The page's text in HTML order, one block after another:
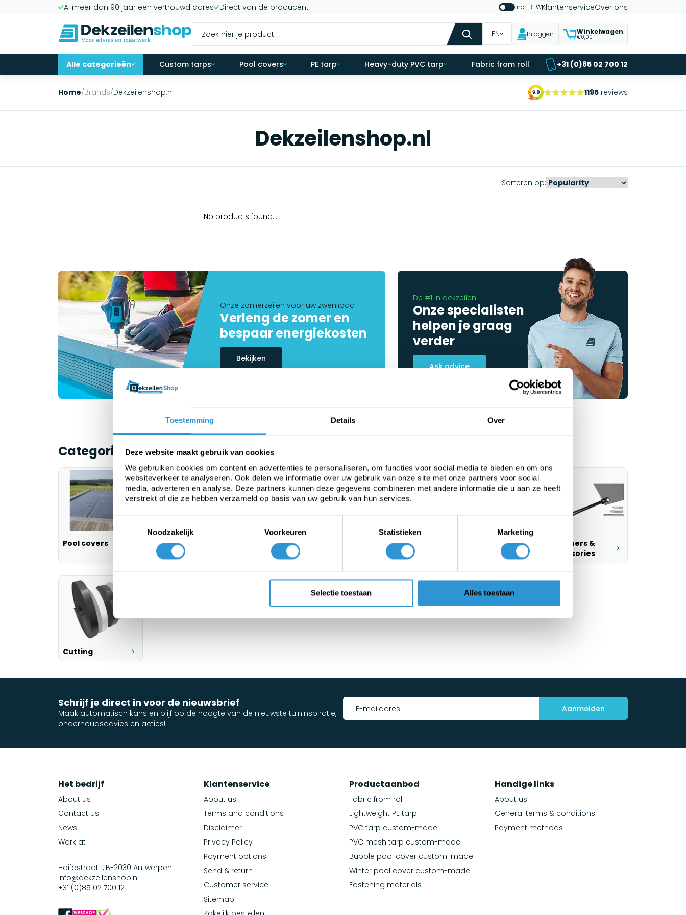
Toestemming Details Over
Deze website maakt gebruik van cookies
We gebruiken cookies om content en advertenties te personaliseren, om functies voor social media te bieden en om ons
websiteverkeer te analyseren. Ook delen we informatie over uw gebruik van onze site met onze partners voor social
media, adverteren en analyse. Deze partners kunnen deze gegevens combineren met andere informatie die u aan ze heeft
verstrekt of die ze hebben verzameld op basis van uw gebruik van hun services.
Toestemmingsselectie
Noodzakelijk
Voorkeuren Statistieken Marketing
Selectie toestaan Alles toestaan
Al meer dan 90 jaar een vertrouwd adres Direct van de producent incl. BTWKlantenserviceOver ons
EN Inloggen Winkelwagen
€0,00
Alle categorieën Custom tarps Pool covers PE tarp Heavy-duty PVC tarp Fabric from roll +31 (0)85 02 700 12
Home/Brands/Dekzeilenshop.nl 1195 reviews
Dekzeilenshop.nl
Sorteren op:
No products found...
Onze zomerzeilen voor uw zwembad
Verleng de zomer en
bespaar energiekosten
Bekijken
De #1 in dekzeilen
Onze specialisten
helpen je graag
verder
Ask advice
Categorieën
Pool covers PE tarp
Heavy-duty PVC
tarp
Fabric from roll Custom tarps
Fasteners &
accessories
Cutting
Schrijf je direct in voor de nieuwsbrief
Maak automatisch kans en blijf op de hoogte van de nieuwste tuininspiratie,
onderhoudsadvies en acties!
Aanmelden
Het bedrijf
About us
Contact us
News
Work at
Haifastraat 1, B-2030 Antwerpen
info@dekzeilenshop.nl
+31 (0)85 02 700 12
Klantenservice
About us
Terms and conditions
Disclaimer
Privacy Policy
Payment options
Send & return
Customer service
Sitemap
Productaanbod
Fabric from roll
Lightweight PE tarp
PVC tarp custom-made
PVC mesh tarp custom-made
Bubble pool cover custom-made
Winter pool cover custom-made
Fastening materials
Handige links
About us
General terms & conditions
Payment methods